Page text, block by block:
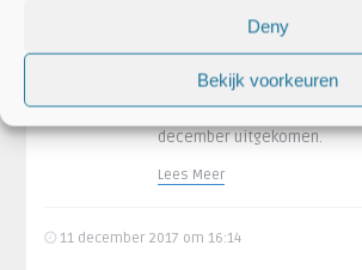
Deny
Bekijk voorkeuren
Orkest hebben samen een
gloednieuwe EP uitgebracht!
MO x Caro Emerald by
Grandmono is begin
december uitgekomen.
Lees Meer
11 december 2017 om 16:14